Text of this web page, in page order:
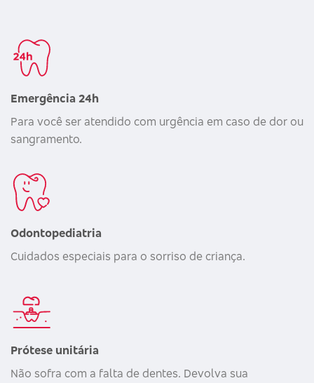
Emergência 24h
Para você ser atendido com urgência em caso de dor ou
sangramento.
Odontopediatria
Cuidados especiais para o sorriso de criança.
Prótese unitária
Não sofra com a falta de dentes. Devolva sua